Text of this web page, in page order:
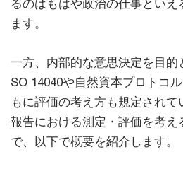
るのはもはや政治の仕事とい
ます。
一方、内部的な意思決定を目的
SO 14040や自然資本プロトコ
もに評価の考え方も規定され
報告における測定・評価を考
で、以下で概要を紹介します。